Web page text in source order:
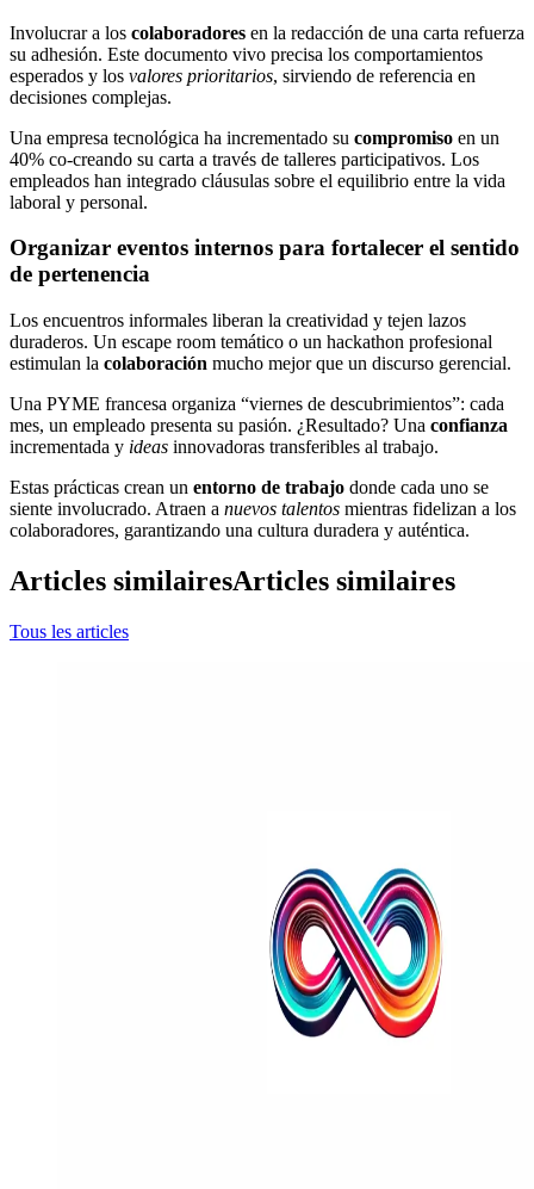
Involucrar a los colaboradores en la redacción de una carta refuerza
su adhesión. Este documento vivo precisa los comportamientos
esperados y los valores prioritarios, sirviendo de referencia en
decisiones complejas.
Una empresa tecnológica ha incrementado su compromiso en un
40% co-creando su carta a través de talleres participativos. Los
empleados han integrado cláusulas sobre el equilibrio entre la vida
laboral y personal.
Organizar eventos internos para fortalecer el sentido
de pertenencia
Los encuentros informales liberan la creatividad y tejen lazos
duraderos. Un escape room temático o un hackathon profesional
estimulan la colaboración mucho mejor que un discurso gerencial.
Una PYME francesa organiza “viernes de descubrimientos”: cada
mes, un empleado presenta su pasión. ¿Resultado? Una confianza
incrementada y ideas innovadoras transferibles al trabajo.
Estas prácticas crean un entorno de trabajo donde cada uno se
siente involucrado. Atraen a nuevos talentos mientras fidelizan a los
colaboradores, garantizando una cultura duradera y auténtica.
Articles similairesArticles similaires
Tous les articles